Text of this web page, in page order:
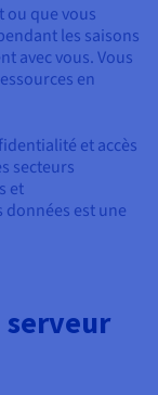
ou que vous
les saisons
avec vous. Vous
en
et accès
secteurs
et
est une
serveur